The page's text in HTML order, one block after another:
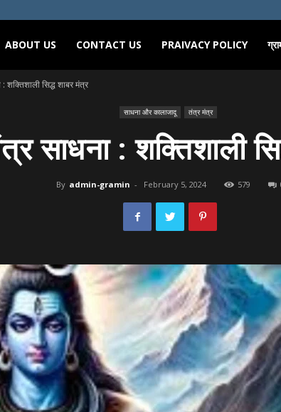
ABOUT US CONTACT US PRAIVACY POLICY
शक्तिशाली सिद्ध शाबर मंत्र
साधना और कालाजादू तंत्र मंत्र
साधना : शक्तिशाली
By admin-gramin - February 5, 2024 579